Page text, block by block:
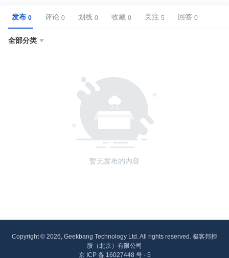
发布 评论 划线 收藏 关注 回答
全部分类 
暂无发布的内容
Copyright © 2026, Geekbang Technology Ltd. All rights reserved. 极客邦控
股（北京）有限公司
京 ICP 备 16027448 号 - 5